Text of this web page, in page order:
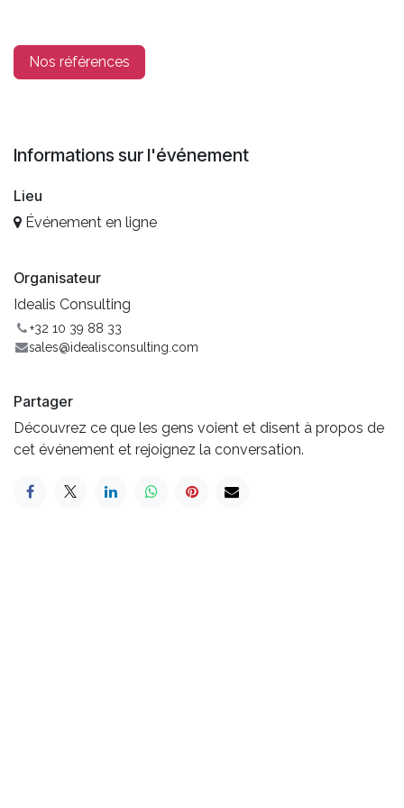
Nos références
Informations sur l'événement
Lieu
Événement en ligne
Organisateur
Idealis Consulting
+32 10 39 88 33
sales@idealisconsulting.com
Partager
Découvrez ce que les gens voient et disent à propos de
cet événement et rejoignez la conversation.